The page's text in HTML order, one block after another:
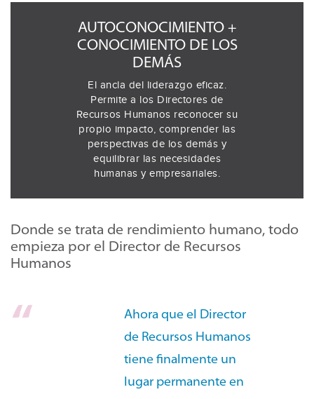
AUTOCONOCIMIENTO +
CONOCIMIENTO DE LOS
DEMÁS
El ancla del liderazgo eficaz.
Permite a los Directores de
Recursos Humanos reconocer su
propio impacto, comprender las
perspectivas de los demás y
equilibrar las necesidades
humanas y empresariales.
Donde se trata de rendimiento humano, todo
empieza por el Director de Recursos
Humanos
Ahora que el Director
de Recursos Humanos
tiene finalmente un
lugar permanente en